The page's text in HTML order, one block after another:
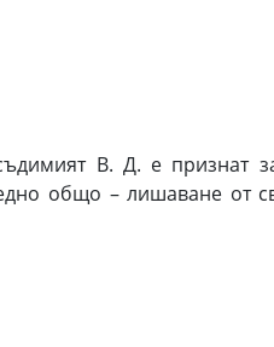
В. Д. е признат
общо – лишаване от